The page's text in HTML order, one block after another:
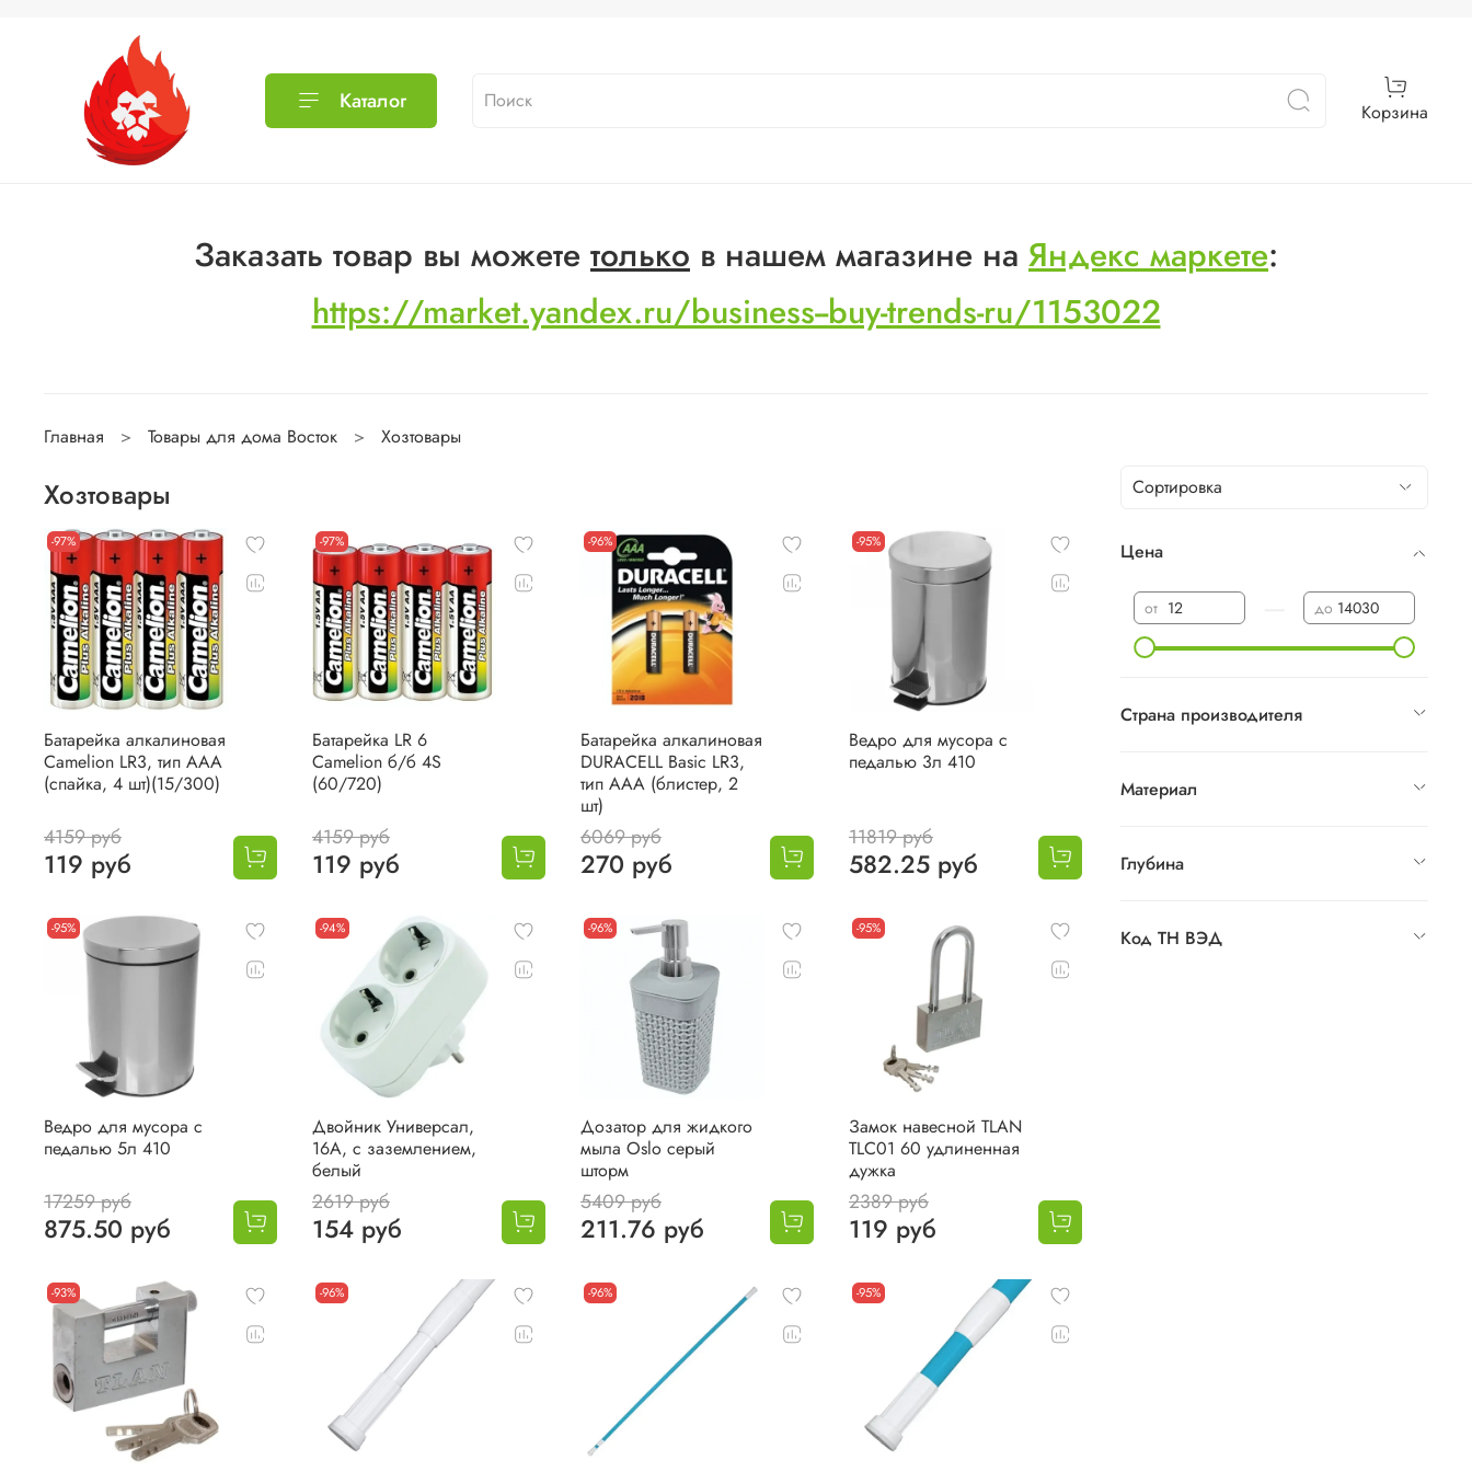
Каталог Корзина
Заказать товар вы можете только в нашем магазине на Яндекс маркете:
https://market.yandex.ru/business--buy-trends-ru/1153022
Главная Товары для дома Восток Хозтовары
Хозтовары
-97%
Батарейка алкалиновая
Camelion LR3, тип AAA
(спайка, 4 шт)(15/300)
4159 руб
119 руб
-97%
Батарейка LR 6
Camelion б/б 4S
(60/720)
4159 руб
119 руб
-96%
Батарейка алкалиновая
DURACELL Basic LR3,
тип ААА (блистер, 2
шт)
6069 руб
270 руб
-95%
Ведро для мусора с
педалью 3л 410
11819 руб
582.25 руб
-95%
Ведро для мусора с
педалью 5л 410
17259 руб
875.50 руб
-94%
Двойник Универсал,
16А, с заземлением,
белый
2619 руб
154 руб
-96%
Дозатор для жидкого
мыла Oslo серый
шторм
5409 руб
211.76 руб
-95%
Замок навесной TLAN
TLC01 60 удлиненная
дужка
2389 руб
119 руб
-93% -96% -96% -95%
Цена
от до
Страна производителя
Материал
Глубина
Код ТН ВЭД